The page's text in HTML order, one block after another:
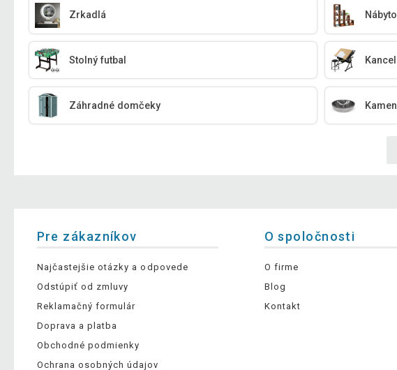
Zrkadlá
Stolný futbal
Záhradné domčeky
Pre zákazníkov
Najčastejšie otázky a odpovede
Odstúpiť od zmluvy
Reklamačný formulár
Doprava a platba
Obchodné podmienky
Ochrana osobných údajov
O spoločnosti
O firme
Blog
Kontakt